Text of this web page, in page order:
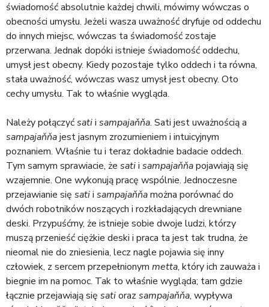
świadomość absolutnie każdej chwili, mówimy wówczas o
obecności umysłu. Jeżeli wasza uważność dryfuje od oddechu
do innych miejsc, wówczas ta świadomość zostaje
przerwana. Jednak dopóki istnieje świadomość oddechu,
umysł jest obecny. Kiedy pozostaje tylko oddech i ta równa,
stała uważność, wówczas wasz umysł jest obecny. Oto
cechy umysłu. Tak to właśnie wygląda.
Należy połączyćsatii sampajaňňa. Sati jest uważnością a
sampajaňňajest jasnym zrozumieniem i intuicyjnym
poznaniem. Właśnie tu i teraz dokładnie badacie oddech.
Tym samym sprawiacie, że satii sampajaňňapojawiają się
wzajemnie. One wykonują pracę wspólnie. Jednoczesne
przejawianie się satii sampajaňňamożna porównać do
dwóch robotników noszących i rozkładających drewniane
deski. Przypuśćmy, że istnieje sobie dwoje ludzi, którzy
muszą przenieść ciężkie deski i praca ta jest tak trudna, że
nieomal nie do zniesienia, lecz nagle pojawia się inny
człowiek, z sercem przepełnionym metta, który ich zauważa i
biegnie im na pomoc. Tak to właśnie wygląda; tam gdzie
łącznie przejawiają się satioraz sampajaňňa, wypływa